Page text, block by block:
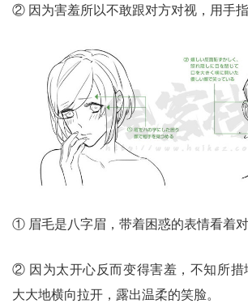
② 因为害羞所以不敢跟对方对视，用手指
① 眉毛是八字眉，带着困惑的表情看着对
② 因为太开心反而变得害羞，不知所措
大大地横向拉开，露出温柔的笑脸。